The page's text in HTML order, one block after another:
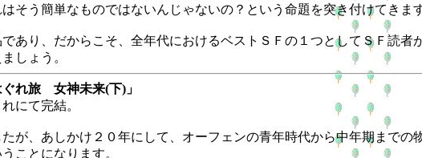
そう簡単なものではないんじゃないの？という命題を突き付けてきます
あり、だからこそ、全年代におけるベストＳＦの１つとしてＳＦ読者
しょう。
れ旅 女神未来(下)」
にて完結。
が、あしかけ２０年にして、オーフェンの青年時代から中年期までの
ことになります。